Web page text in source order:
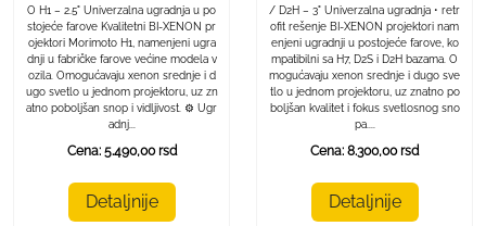
O H1 – 2.5" Univerzalna ugradnja u po
stojeće farove Kvalitetni BI-XENON pr
ojektori Morimoto H1, namenjeni ugra
dnji u fabričke farove većine modela v
ozila. Omogućavaju xenon srednje i d
ugo svetlo u jednom projektoru, uz zn
atno poboljšan snop i vidljivost. ⚙️ Ugr
adnj...
Cena: 5.490,00 rsd
Detaljnije
/ D2H – 3" Univerzalna ugradnja • retr
ofit rešenje BI-XENON projektori nam
enjeni ugradnji u postojeće farove, ko
mpatibilni sa H7, D2S i D2H bazama. O
mogućavaju xenon srednje i dugo sve
tlo u jednom projektoru, uz znatno po
boljšan kvalitet i fokus svetlosnog sno
pa....
Cena: 8.300,00 rsd
Detaljnije